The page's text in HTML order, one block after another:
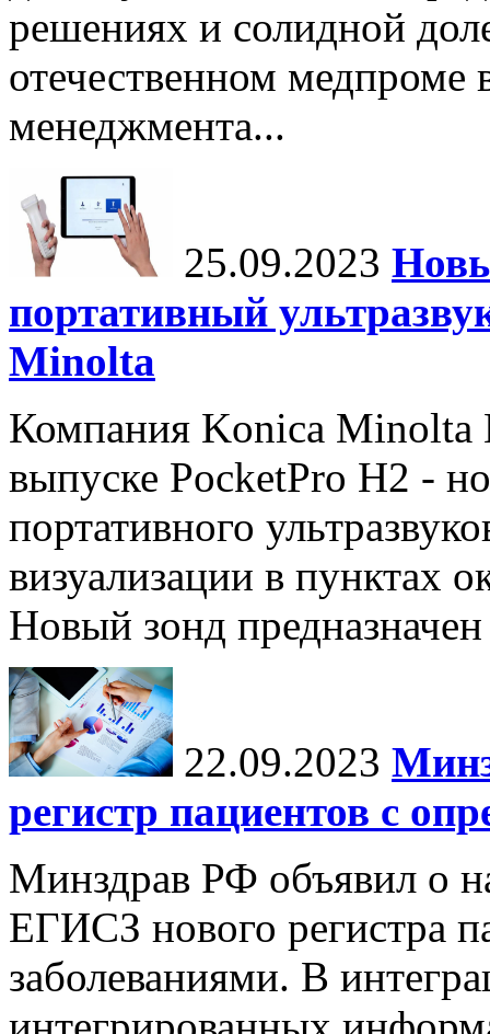
решениях и солидной
отечественном медпроме
менеджмента...
25.09.2023
портативный
Minolta
Компания Konica Minolta
выпуске PocketPro H2 -
портативного
визуализации в пунктах
Новый зонд
22.09.2023
регистр пациентов с
Минздрав РФ объявил о
ЕГИСЗ нового регистра
заболеваниями. В